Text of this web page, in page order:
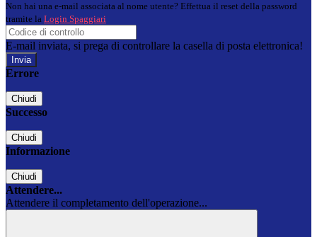
Non hai una e-mail associata al nome utente? Effettua il reset della password
tramite la Login Spaggiari
E-mail inviata, si prega di controllare la casella di posta elettronica!
Errore
Chiudi
Successo
Chiudi
Informazione
Chiudi
Attendere...
Attendere il completamento dell'operazione...